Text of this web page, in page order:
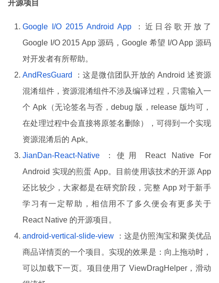
开源项目
Google I/O 2015 Android App
：近日谷歌开放了
Google I/O 2015 App 源码，Google 希望 I/O App 源码
对开发者有所帮助。
AndResGuard
：这是微信团队开放的 Android 述资源
混淆组件，资源混淆组件不涉及编译过程，只需输入一
个 Apk（无论签名与否，debug 版，release 版均可，
在处理过程中会直接将原签名删除），可得到一个实现
资源混淆后的 Apk。
JianDan-React-Native
：使用 React Native For
Android 实现的煎蛋 App。目前使用该技术的开源 App
还比较少，大家都是在研究阶段，完整 App 对于新手
学习有一定帮助，相信用不了多久便会有更多关于
React Native 的开源项目。
android-vertical-slide-view
：这是仿照淘宝和聚美优品
商品详情页的一个项目。实现的效果是：向上拖动时，
可以加载下一页。项目使用了 ViewDragHelper，滑动